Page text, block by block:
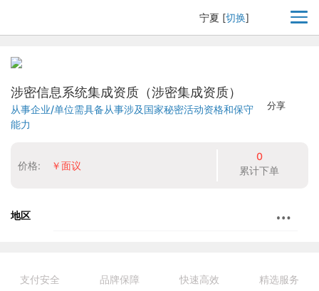
宁夏 [切换]
分享
涉密信息系统集成资质（涉密集成资质）
从事企业/单位需具备从事涉及国家秘密活动资格和保守
能力
价格: ￥面议
0
累计下单
地区
支付安全 品牌保障 快速高效 精选服务